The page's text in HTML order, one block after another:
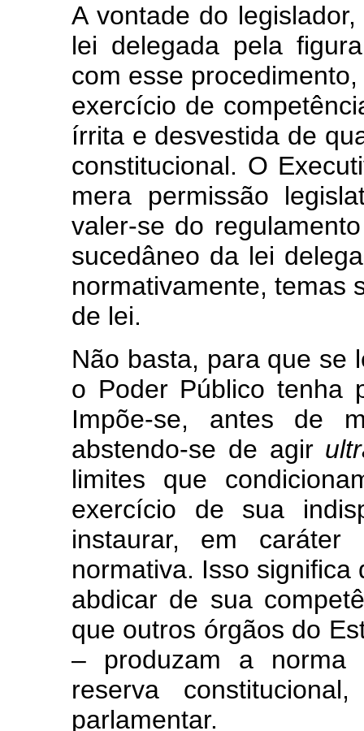
A vontade do
lei delegada pela
com esse
exercício de
írrita e desvestida de
constitucional. O
mera permissão
valer-se do
sucedâneo da lei
normativamente, temas
de lei.
Não basta, para que se
o Poder Público tenha
Impõe-se, antes de
abstendo-se de agir
limites que
exercício de sua
instaurar, em caráter
normativa. Isso
abdicar de sua
que outros órgãos do
– produzam a norma
reserva
parlamentar.